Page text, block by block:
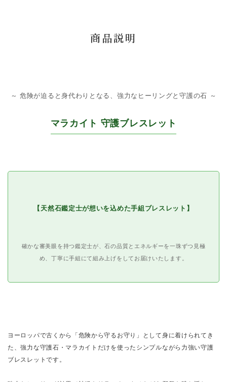
商品説明
～ 危険が迫ると身代わりとなる、強力なヒーリングと守護の石 ～
マラカイト 守護ブレスレット
【天然石鑑定士が想いを込めた手組ブレスレット】
確かな審美眼を持つ鑑定士が、石の品質とエネルギーを一珠ずつ見極
め、丁寧に手組にて組み上げをしてお届けいたします。
ヨーロッパで古くから「危険から守るお守り」として身に着けられてき
た、強力な守護石・マラカイトだけを使ったシンプルながら力強い守護
ブレスレットです。